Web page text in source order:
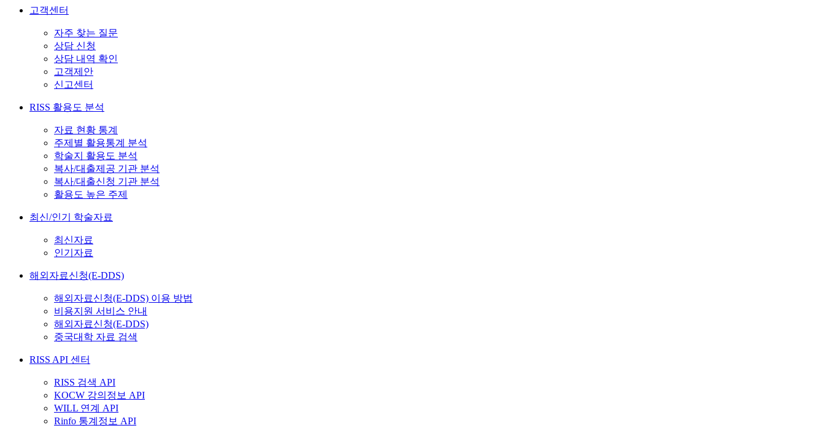
고객센터
자주 찾는 질문
상담 신청
상담 내역 확인
고객제안
신고센터
RISS 활용도 분석
자료 현황 통계
주제별 활용통계 분석
학술지 활용도 분석
복사/대출제공 기관 분석
복사/대출신청 기관 분석
활용도 높은 주제
최신/인기 학술자료
최신자료
인기자료
해외자료신청(E-DDS)
해외자료신청(E-DDS) 이용 방법
비용지원 서비스 안내
해외자료신청(E-DDS)
중국대학 자료 검색
RISS API 센터
RISS 검색 API
KOCW 강의정보 API
WILL 연계 API
Rinfo 통계정보 API